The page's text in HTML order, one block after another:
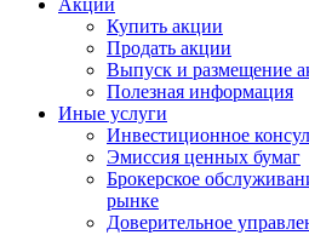
Акции
Купить акции
Продать акции
Выпуск и размещение
Полезная информация
Иные услуги
Инвестиционное
Эмиссия ценных бумаг
Брокерское
рынке
Доверительное